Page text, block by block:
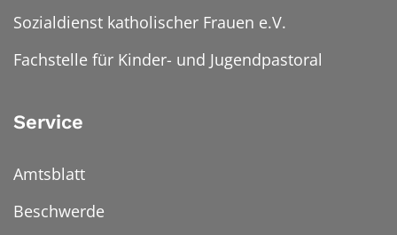
Sozialdienst katholischer Frauen e.V.
Fachstelle für Kinder- und Jugendpastoral
Service
Amtsblatt
Beschwerde